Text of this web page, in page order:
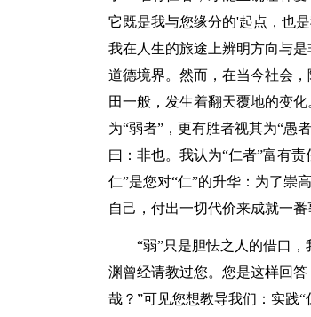
它既是我与您缘分的'起点，也
我在人生的旅途上辨明方向与
道德境界。然而，在当今社会
田一般，发生着翻天覆地的变
为“弱者”，更有胜者视其为“愚
曰：非也。我认为“仁者”富有
仁”是您对“仁”的升华：为了崇
自己，付出一切代价来成就一番
“弱”只是胆怯之人的借口，
渊曾经请教过您。您是这样回
哉？”可见您想教导我们：实践